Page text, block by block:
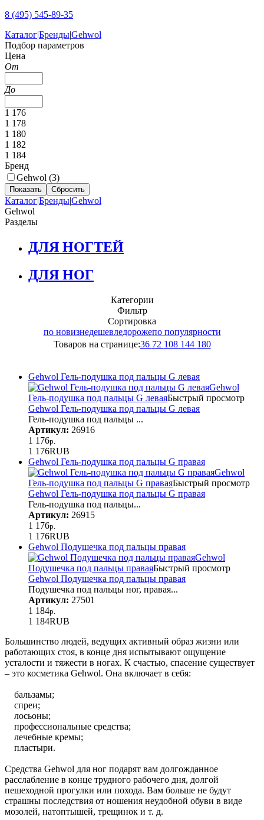
8 (495) 545-89-35
Каталог|Бренды|Gehwol
Подбор параметров
Цена
От
До
1 176
1 178
1 180
1 182
1 184
Бренд
Gehwol (3)
Каталог|Бренды|Gehwol
Gehwol
Разделы
ДЛЯ НОГТЕЙ
ДЛЯ НОГ
Категории
Фильтр
Сортировка
по новизнедешевледорожепо популярности
Товаров на странице:36 72 108 144 180
Gehwol Гель-подушка под пальцы G левая
Gehwol
Гель-подушка под пальцы G леваяБыстрый просмотр
Gehwol Гель-подушка под пальцы G левая
Гель-подушка под пальцы ...
Артикул: 26916
1 176р.
1 176RUB
Gehwol Гель-подушка под пальцы G правая
Gehwol
Гель-подушка под пальцы G праваяБыстрый просмотр
Gehwol Гель-подушка под пальцы G правая
Гель-подушка под пальцы...
Артикул: 26915
1 176р.
1 176RUB
Gehwol Подушечка под пальцы правая
Gehwol
Подушечка под пальцы праваяБыстрый просмотр
Gehwol Подушечка под пальцы правая
Подушечка под пальцы ног, правая...
Артикул: 27501
1 184р.
1 184RUB
Большинство людей, ведущих активный образ жизни или
работающих стоя, в конце дня испытывают ощущение
усталости и тяжести в ногах. К счастью, спасение существует
– это косметика Gehwol. Она включает в себя:
бальзамы;
спреи;
лосьоны;
профессиональные средства;
лечебные кремы;
пластыри.
Средства Gehwol для ног подарят вам долгожданное
расслабление в конце трудного рабочего дня, долгой
пешеходной прогулки или похода. Вам больше не будут
страшны последствия от ношения неудобной обуви в виде
мозолей, натоптышей, трещинок и т. д.